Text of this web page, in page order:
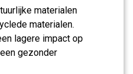
materialen
materialen.
lagere impact op
gezonder